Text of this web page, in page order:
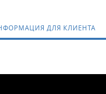
ДЛЯ КЛИЕНТА